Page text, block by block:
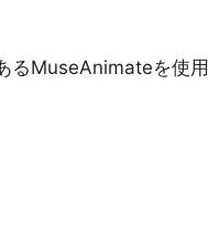
るMuseAnimateを使用